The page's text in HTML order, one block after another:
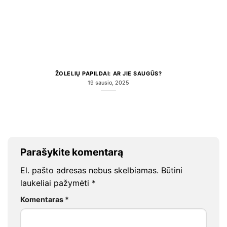
ŽOLELIŲ PAPILDAI: AR JIE SAUGŪS?
19 sausio, 2025
Parašykite komentarą
El. pašto adresas nebus skelbiamas. Būtini
laukeliai pažymėti *
Komentaras *